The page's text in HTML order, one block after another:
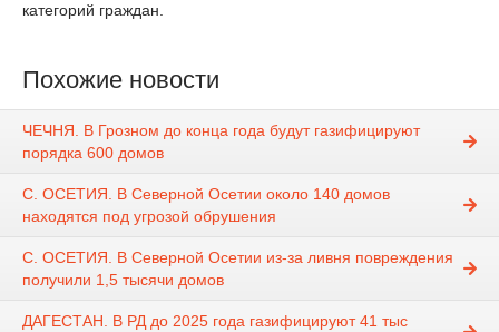
категорий граждан.
Похожие новости
ЧЕЧНЯ. В Грозном до конца года будут газифицируют
порядка 600 домов
С. ОСЕТИЯ. В Северной Осетии около 140 домов
находятся под угрозой обрушения
С. ОСЕТИЯ. В Северной Осетии из-за ливня повреждения
получили 1,5 тысячи домов
ДАГЕСТАН. В РД до 2025 года газифицируют 41 тыс